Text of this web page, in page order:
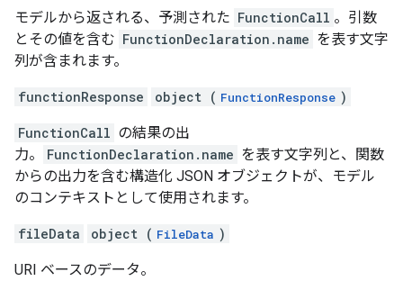
モデルから返される、予測された FunctionCall 。引数
とその値を含む FunctionDeclaration.name を表す文字
列が含まれます。
functionResponse object ( FunctionResponse )
FunctionCall の結果の出
力。
FunctionDeclaration.name を表す文字列と、関数
からの出力を含む構造化 JSON オブジェクトが、モデル
のコンテキストとして使用されます。
fileData object ( FileData )
URI ベースのデータ。